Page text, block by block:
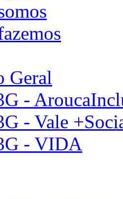
Geral
-
- Vale
- VIDA